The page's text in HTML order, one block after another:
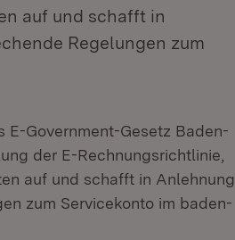
auf und schafft in
Regelungen zum
E-Government-Gesetz Baden-
der E-Rechnungsrichtlinie,
auf und schafft in Anlehnung
zum Servicekonto im baden-